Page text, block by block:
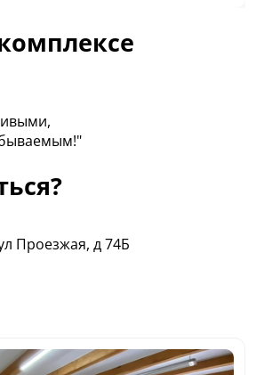
Проезжая, д 74Б